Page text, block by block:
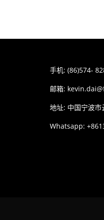
手机: (86)574-
邮箱:
地址: 中国宁波市
Whatsapp: